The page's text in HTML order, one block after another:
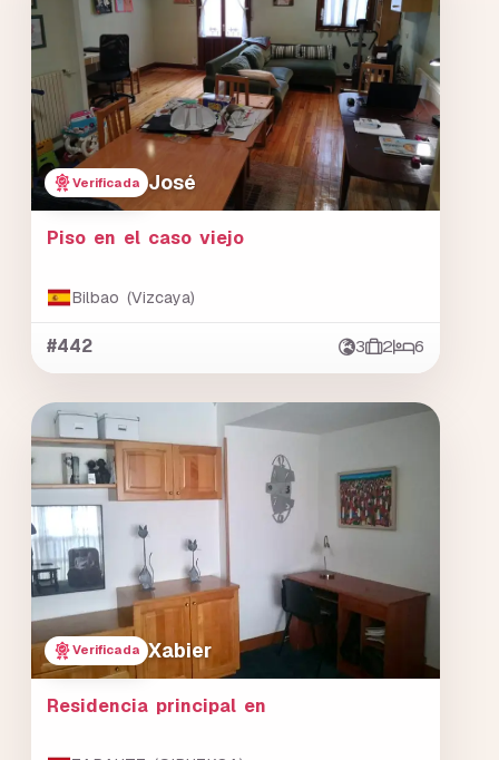
Verificada José
Piso en el caso viejo
Bilbao (Vizcaya)
#442 3 2 6
Verificada Xabier
Residencia principal en